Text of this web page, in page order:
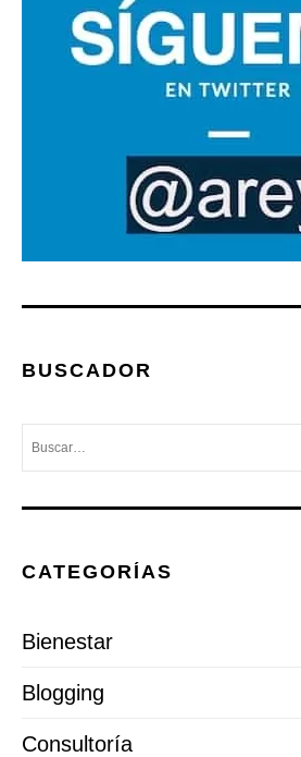
BUSCADOR
CATEGORÍAS
Bienestar
Blogging
Consultoría